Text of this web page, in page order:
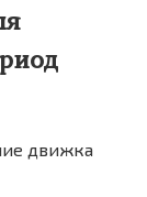
движка